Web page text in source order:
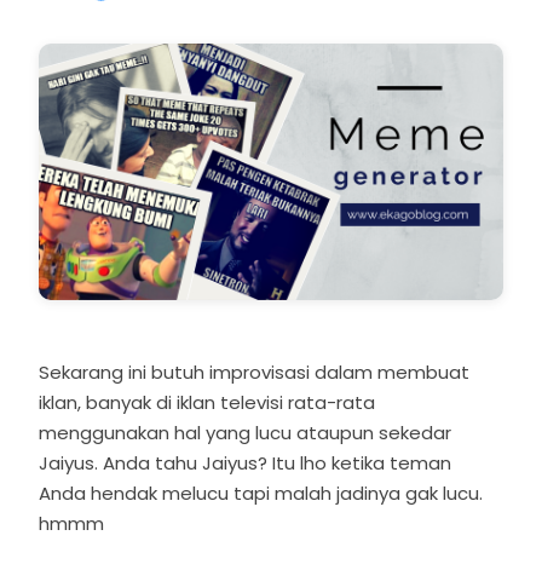
Sekarang ini butuh improvisasi dalam membuat
iklan, banyak di iklan televisi rata-rata
menggunakan hal yang lucu ataupun sekedar
Jaiyus. Anda tahu Jaiyus? Itu lho ketika teman
Anda hendak melucu tapi malah jadinya gak lucu.
hmmm